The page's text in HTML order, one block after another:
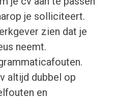
je solliciteert.
zien dat je
neemt.
altijd dubbel op
en